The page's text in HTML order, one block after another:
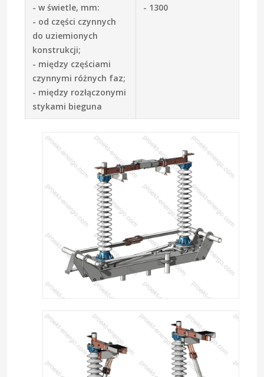
- w świetle, mm:
- od części czynnych
do uziemionych
konstrukcji;
- między częściami
czynnymi różnych faz;
- między rozłączonymi
stykami bieguna
- 1300